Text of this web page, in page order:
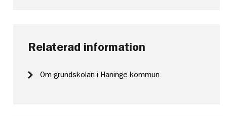
Relaterad information
Om grundskolan i Haninge kommun